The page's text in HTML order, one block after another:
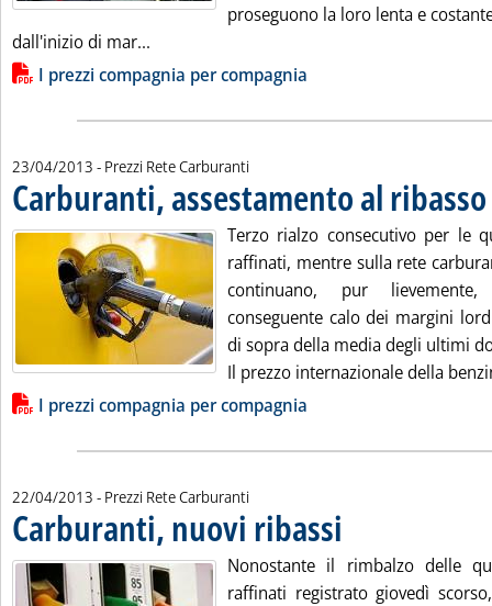
proseguono la loro lenta e
dall'inizio di mar...
Lista allegati PDF alla notizia
I prezzi compagnia per compagnia
23/04/2013 - Prezzi Rete Carburanti
Carburanti, assestamento al ribasso
Terzo rialzo consecutivo per le
raffinati, mentre sulla rete
continuano, pur
conseguente calo dei margini
di sopra della media degli ultimi
Il prezzo internazionale della
Lista allegati PDF alla notizia
I prezzi compagnia per compagnia
22/04/2013 - Prezzi Rete Carburanti
Carburanti, nuovi ribassi
Nonostante il rimbalzo delle
raffinati registrato giovedì